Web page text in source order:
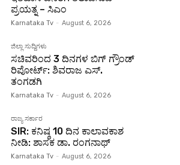
ಪ್ರಯತ್ನ – ಸಿಎಂ
Karnataka Tv - August 6, 2026
ಜಿಲ್ಲಾ ಸುದ್ದಿಗಳು
ಸಚಿವರಿಂದ 3 ದಿನಗಳ ಬಿಗ್ ಗ್ರೌಂಡ್
ರಿಪೋರ್ಟ್: ಶಿವರಾಜ ಎಸ್.
ತಂಗಡಗಿ
Karnataka Tv - August 6, 2026
ರಾಜ್ಯ ಸರ್ಕಾರ
SIR: ಕನಿಷ್ಠ 10 ದಿನ ಕಾಲಾವಕಾಶ
ನೀಡಿ: ಶಾಸಕ ಡಾ. ರಂಗನಾಥ್
Karnataka Tv - August 6, 2026